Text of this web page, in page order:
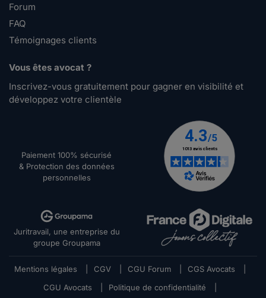
Forum
FAQ
Témoignages clients
Vous êtes avocat ?
Inscrivez-vous gratuitement pour gagner en visibilité et
développez votre clientèle
Paiement 100% sécurisé
& Protection des données
personnelles
Juritravail, une entreprise du
groupe Groupama
Mentions légales CGV CGU Forum CGS Avocats
CGU Avocats
Politique de confidentialité